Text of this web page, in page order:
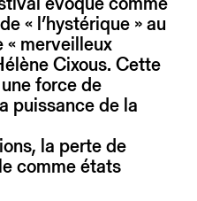
« l’hystérique » au
merveilleux
Cixous. Cette
force de
puissance de la
la perte de
comme états